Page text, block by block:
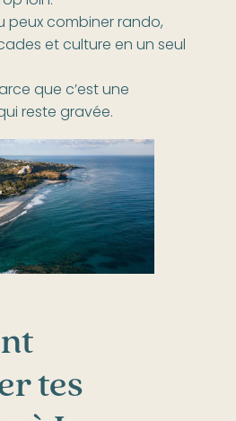
peux combiner rando,
et culture en un seul
que c’est une
reste gravée.
tes